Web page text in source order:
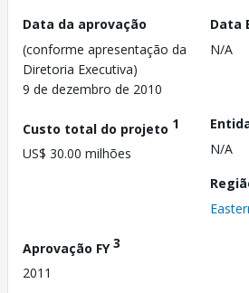
Data da aprovação
(conforme apresentação da
Diretoria Executiva)
9 de dezembro de 2010
Data
N/A
Custo total do projeto 1
US$ 30.00 milhões
N/A
Aprovação FY3
2011